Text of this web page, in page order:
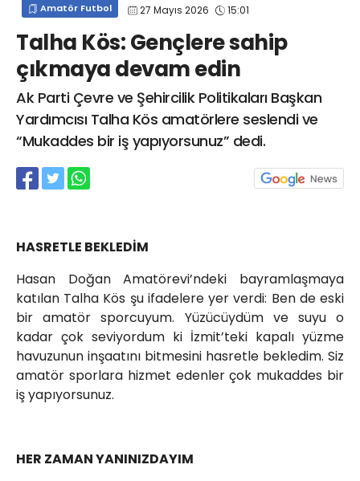
Amatör Futbol 27 Mayıs 2026 15:01
Talha Kös: Gençlere sahip
çıkmaya devam edin
Ak Parti Çevre ve Şehircilik Politikaları Başkan
Yardımcısı Talha Kös amatörlere seslendi ve
“Mukaddes bir iş yapıyorsunuz” dedi.
HASRETLE BEKLEDİM
Hasan Doğan Amatörevi’ndeki bayramlaşmaya
katılan Talha Kös şu ifadelere yer verdi: Ben de eski
bir amatör sporcuyum. Yüzücüydüm ve suyu o
kadar çok seviyordum ki İzmit’teki kapalı yüzme
havuzunun inşaatını bitmesini hasretle bekledim. Siz
amatör sporlara hizmet edenler çok mukaddes bir
iş yapıyorsunuz.
HER ZAMAN YANINIZDAYIM
info@spor41.com